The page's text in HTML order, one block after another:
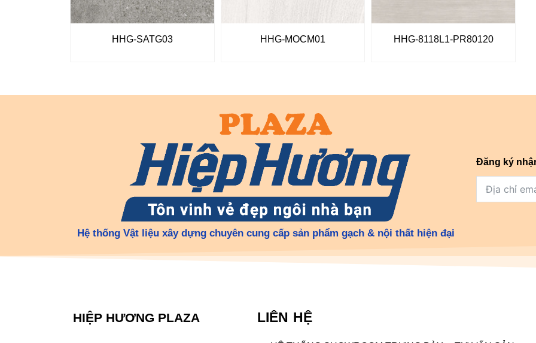
HHG-SATG03 HHG-MOCM01 HHG-8118L1-PR80120
Hệ thống Vật liệu xây dựng chuyên cung cấp sản phẩm gạch & nội thất hiện đại
Đăng ký
HIỆP HƯƠNG PLAZA LIÊN HỆ